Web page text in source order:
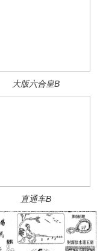
大版六合皇B
直通车B